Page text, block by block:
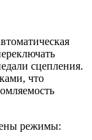
сцепления.
что
режимы: